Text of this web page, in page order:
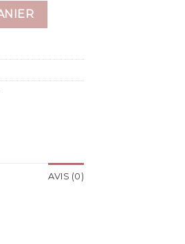
AVIS (0)